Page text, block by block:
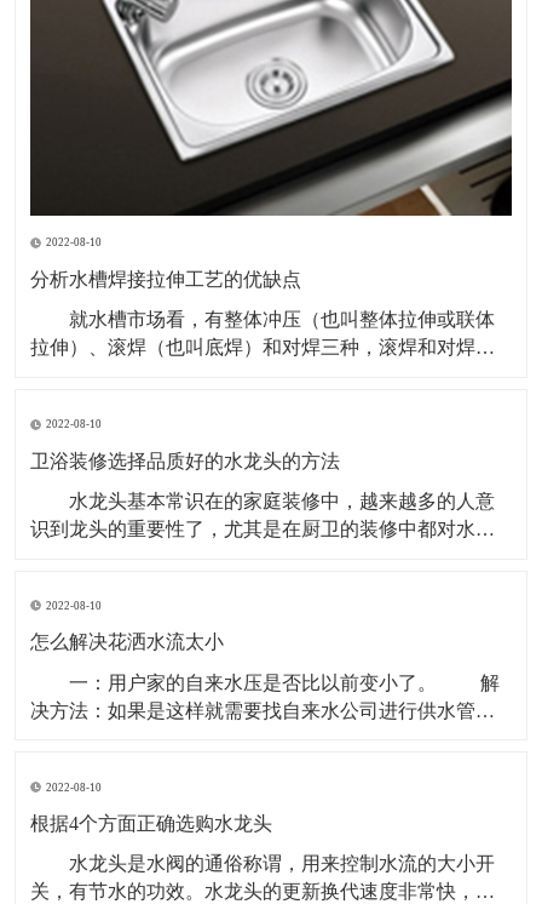
2022-08-10
分析水槽焊接拉伸工艺的优缺点
就水槽市场看，有整体冲压（也叫整体拉伸或联体
拉伸）、滚焊（也叫底焊）和对焊三种，滚焊和对焊都
板，将两个槽体焊接到面板上，再进行修磨处理。工艺
中对槽体拉伸设备的要求低，一般在500吨以内的液压设
2022-08-10
卫浴装修选择品质好的水龙头的方法
水龙头基本常识在的家庭装修中，越来越多的人意
识到龙头的重要性了，尤其是在厨卫的装修中都对水龙
言，铜早已成为当仁不让的材质，主要是因为铜介质的
抗菌效用是早已获得权威实验室的检测认可的。高档的
2022-08-10
怎么解决花洒水流太小
一：用户家的自来水压是否比以前变小了。 解
决方法：如果是这样就需要找自来水公司进行供水管路
水阀先天不足、通径小，节流导致出水量变小。 解
决方法：可拆卸混水阀的进口端、以软管将其
2022-08-10
根据4个方面正确选购水龙头
水龙头是水阀的通俗称谓，用来控制水流的大小开
关，有节水的功效。水龙头的更新换代速度非常快，从